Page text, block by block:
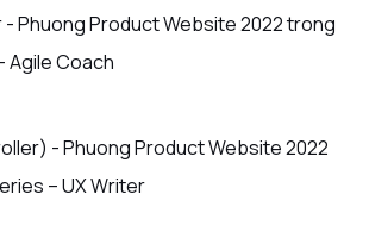
Phuong Product Website 2022trong
Agile Coach
- Phuong Product Website 2022
– UX Writer